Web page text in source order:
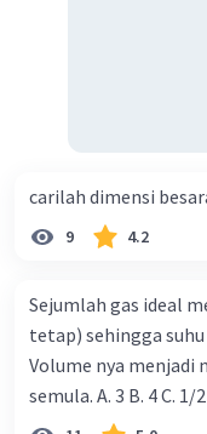
carilah dimensi
9 4.2
Sejumlah gas ideal
tetap) sehingga
Volume nya menjadi
semula. A. 3 B. 4